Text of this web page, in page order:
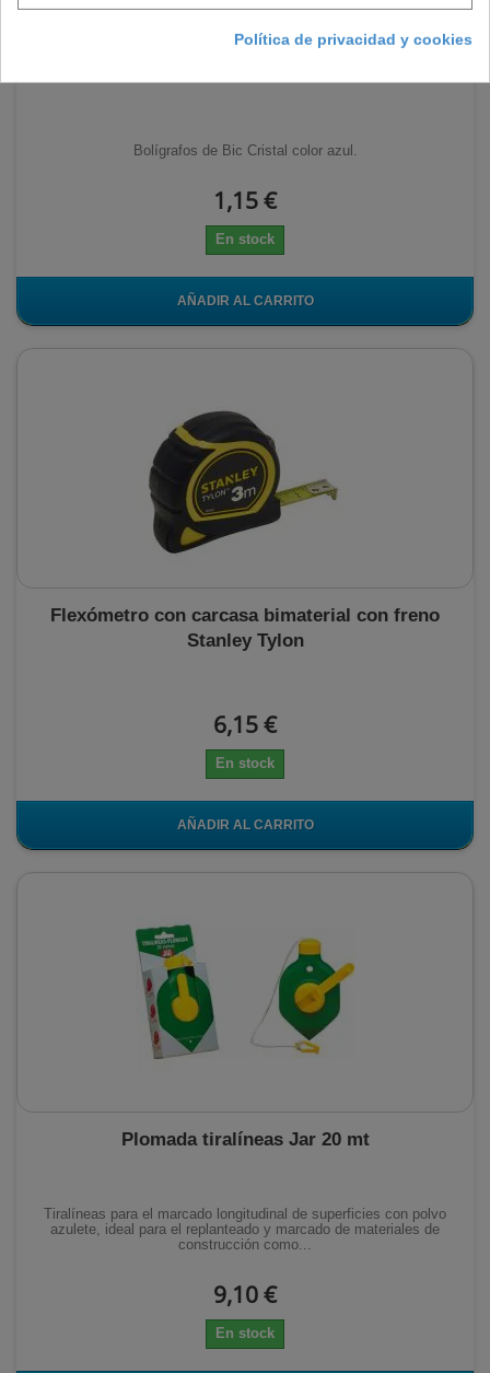
Bolígrafos de Bic Cristal color azul.
1,15 €
En stock
AÑADIR AL CARRITO
Flexómetro con carcasa bimaterial con freno
Stanley Tylon
6,15 €
En stock
AÑADIR AL CARRITO
Plomada tiralíneas Jar 20 mt
Tiralíneas para el marcado longitudinal de superficies con polvo
azulete, ideal para el replanteado y marcado de materiales de
construcción como...
9,10 €
En stock
Política de privacidad y cookies